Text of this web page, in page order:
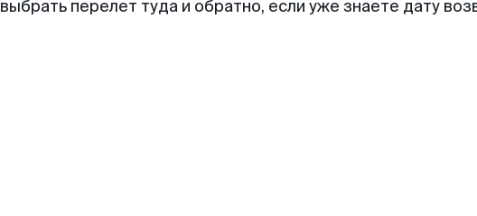
выбрать перелет туда и обратно, если уже знаете дату